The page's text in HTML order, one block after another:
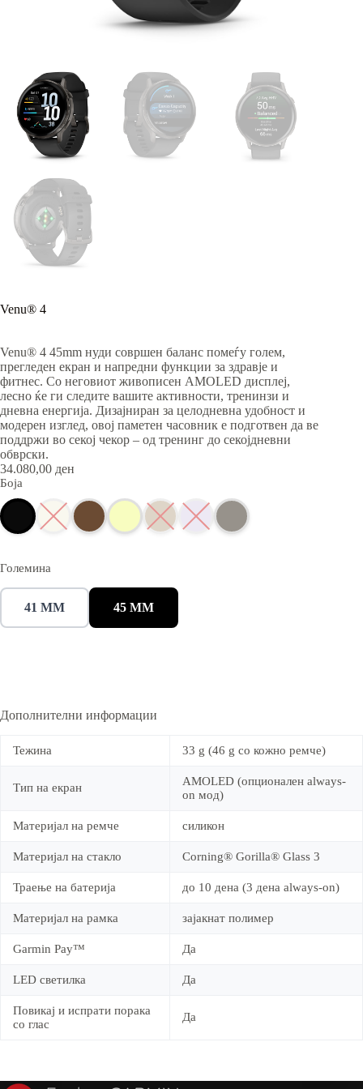
Venu® 4
Venu® 4 45mm нуди совршен баланс помеѓу голем,
прегледен екран и напредни функции за здравје и
фитнес. Со неговиот живописен AMOLED дисплеј,
лесно ќе ги следите вашите активности, тренинзи и
дневна енергија. Дизајниран за целодневна удобност и
модерен изглед, овој паметен часовник е подготвен да ве
поддржи во секој чекор – од тренинг до секојдневни
обврски.
34.080,00 ден
Боја
Големина
41 MM 45 MM
Дополнителни информации
Тежина 33 g (46 g со кожно ремче)
Тип на екран
AMOLED (опционален always-
on мод)
Материјал на ремче силикон
Материјал на стакло Corning® Gorilla® Glass 3
Траење на батерија до 10 дена (3 дена always-on)
Материјал на рамка зајакнат полимер
Garmin Pay™ Да
LED светилка Да
Повикај и испрати порака
со глас
Да